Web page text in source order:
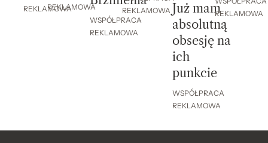
REKLAMOWAREKLAMOWA
WSPÓŁPRACA
REKLAMOWA
REKLAMOWA Już mam
absolutną
obsesję na
ich
punkcie
WSPÓŁPRACA
REKLAMOWA
REKLAMOWA